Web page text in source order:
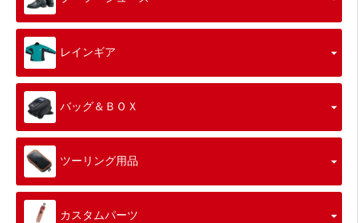
レインギア
バッグ＆ＢＯＸ
ツーリング用品
カスタムパーツ